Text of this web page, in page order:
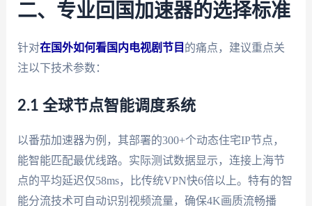
二、专业回国加速器的选择标准
针对在国外如何看国内电视剧节目 的痛点，建议重点关
注以下技术参数：
2.1 全球节点智能调度系统
以番茄加速器为例，其部署的300+个动态住宅IP节点，
能智能匹配最优线路。实际测试数据显示，连接上海节
点的平均延迟仅58ms，比传统VPN快6倍以上。特有的智
能分流技术可自动识别视频流量，确保4K画质流畅播